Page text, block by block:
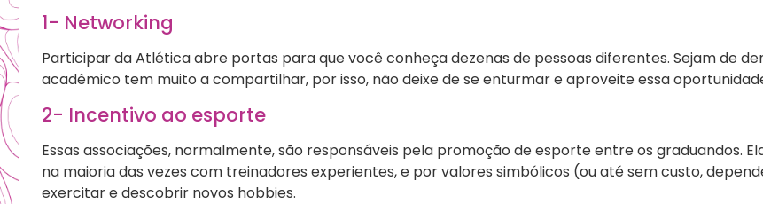
1- Networking
Participar da Atlética abre portas para que você conheça dezenas de pessoas diferentes. Sejam de
acadêmico tem muito a compartilhar, por isso, não deixe de se enturmar e aproveite essa
2- Incentivo ao esporte
Essas associações, normalmente, são responsáveis pela promoção de esporte entre os graduandos.
na maioria das vezes com treinadores experientes, e por valores simbólicos (ou até sem custo,
exercitar e descobrir novos hobbies.